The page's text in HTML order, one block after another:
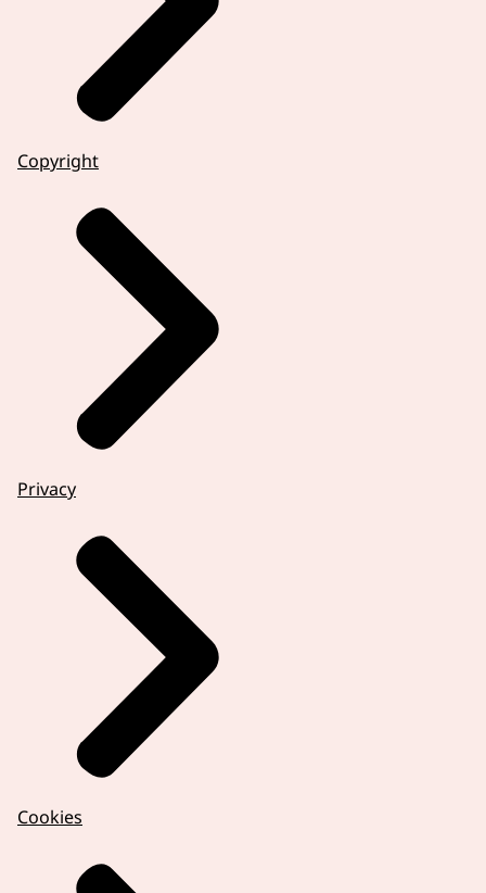
Copyright
Privacy
Cookies